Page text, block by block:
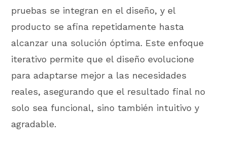
pruebas se integran en el diseño, y el
producto se afina repetidamente hasta
alcanzar una solución óptima. Este enfoque
iterativo permite que el diseño evolucione
para adaptarse mejor a las necesidades
reales, asegurando que el resultado final no
solo sea funcional, sino también intuitivo y
agradable.